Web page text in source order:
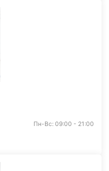
Пн-Вс: 09:00 - 21:00